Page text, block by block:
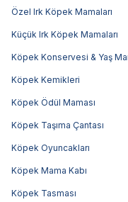
Özel Irk Köpek Mamaları
Küçük Irk Köpek Mamaları
Köpek Konservesi & Yaş
Köpek Kemikleri
Köpek Ödül Maması
Köpek Taşıma Çantası
Köpek Oyuncakları
Köpek Mama Kabı
Köpek Tasması